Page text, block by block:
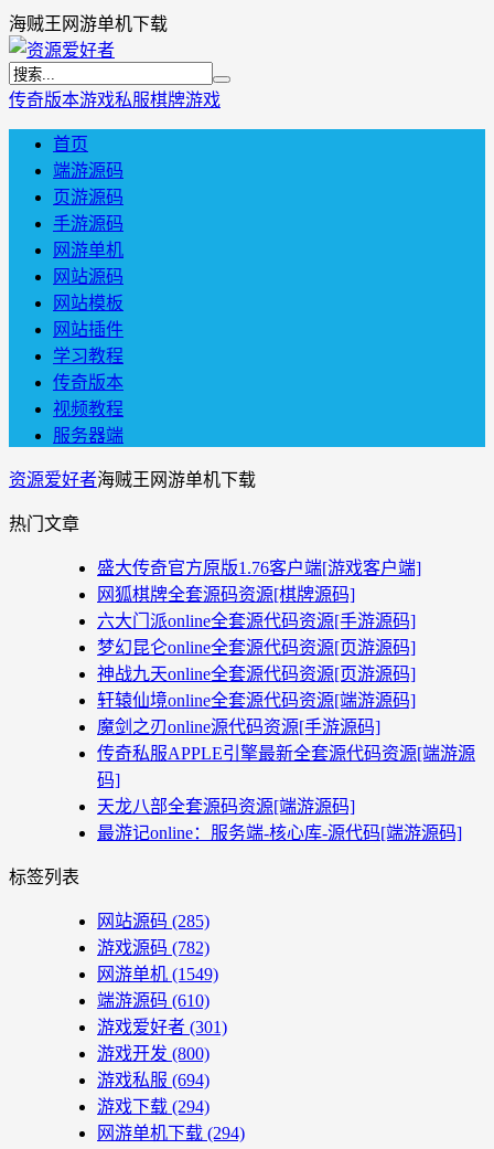
海贼王网游单机下载
传奇版本游戏私服棋牌游戏
首页
端游源码
页游源码
手游源码
网游单机
网站源码
网站模板
网站插件
学习教程
传奇版本
视频教程
服务器端
资源爱好者海贼王网游单机下载
热门文章
盛大传奇官方原版1.76客户端[游戏客户端]
网狐棋牌全套源码资源[棋牌源码]
六大门派online全套源代码资源[手游源码]
梦幻昆仑online全套源代码资源[页游源码]
神战九天online全套源代码资源[页游源码]
轩辕仙境online全套源代码资源[端游源码]
魔剑之刃online源代码资源[手游源码]
传奇私服APPLE引擎最新全套源代码资源[端游源
码]
天龙八部全套源码资源[端游源码]
最游记online：服务端-核心库-源代码[端游源码]
标签列表
网站源码 (285)
游戏源码 (782)
网游单机 (1549)
端游源码 (610)
游戏爱好者 (301)
游戏开发 (800)
游戏私服 (694)
游戏下载 (294)
网游单机下载 (294)